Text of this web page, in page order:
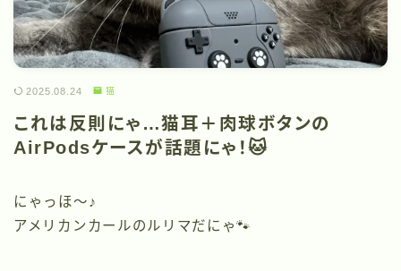
2025.08.24 猫
これは反則にゃ…猫耳＋肉球ボタンの
AirPodsケースが話題にゃ！🐱
にゃっほ〜♪
アメリカンカールのルリマだにゃ🐾